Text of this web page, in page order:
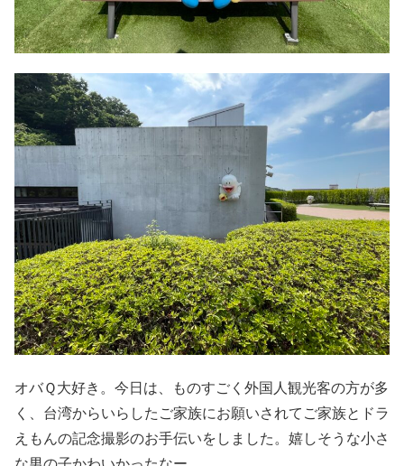
オバＱ大好き。今日は、ものすごく外国人観光客の方が多
く、台湾からいらしたご家族にお願いされてご家族とドラ
えもんの記念撮影のお手伝いをしました。嬉しそうな小さ